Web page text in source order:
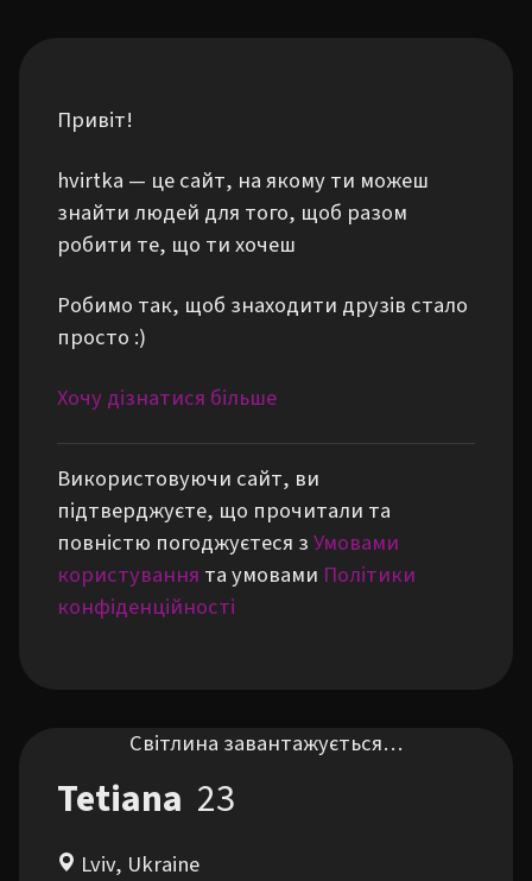
Привіт!
hvirtka — це сайт, на якому ти можеш
знайти людей для того, щоб разом
робити те, що ти хочеш
Робимо так, щоб знаходити друзів стало
просто :)
Хочу дізнатися більше
Використовуючи сайт, ви
підтверджуєте, що прочитали та
повністю погоджуєтеся зУмовами
користування та умовами Політики
конфіденційності
Світлина завантажується…
Tetiana 23
Lviv, Ukraine